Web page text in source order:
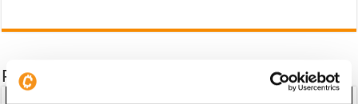
Potrebbe interessarti anche